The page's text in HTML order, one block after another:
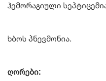
ჰემორაგიული
ხბოს პნევმონია.
ღორები: